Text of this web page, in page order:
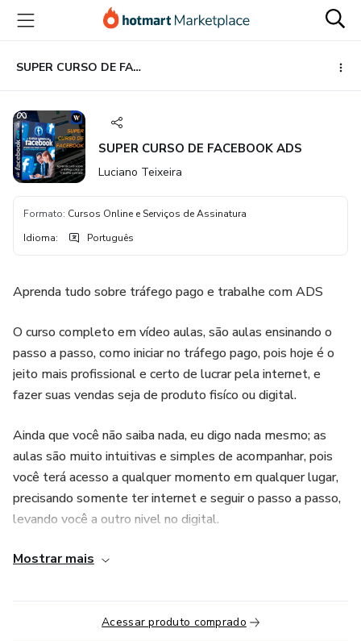
para
conteúdo
principal
para
pagamento
para
rodapé
SUPER CURSO DE FACEBOOK ADS
SUPER CURSO DE FACEBOOK ADS
Luciano Teixeira
Formato: Cursos Online e Serviços de Assinatura
Idioma: Português
Aprenda tudo sobre tráfego pago e trabalhe com ADS
O curso completo em vídeo aulas, são aulas ensinando o
passo a passo, como iniciar no tráfego pago, pois hoje é o
jeito mais profissional e certo de lucrar pela internet, e
fazer suas vendas seja de produto fisíco ou digital.
Ainda que você não saiba nada, eu digo nada mesmo; as
aulas são muito intuitivas e simples de acompanhar, pois
você terá acesso a qualquer momento em qualquer lugar,
precisando somente ter internet e seguir o passo a passo,
levando você a outro nivel no digital.
Esse curso também atende quem já tem experiência, pois
de outro curso pra fazer suas campanhas e vender todos
Mostrar mais
Acessar produto comprado